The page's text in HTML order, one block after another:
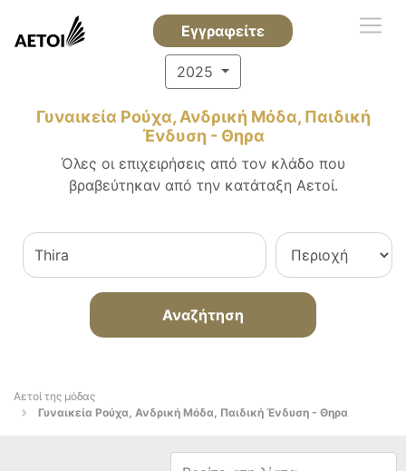
Εγγραφείτε
2025
Γυναικεία Ρούχα, Ανδρική Μόδα, Παιδική
Ένδυση - Θηρα
Όλες οι επιχειρήσεις από τον κλάδο που
βραβεύτηκαν από την κατάταξη Αετοί.
Αναζήτηση
Αετοί της μόδας
Γυναικεία Ρούχα, Ανδρική Μόδα, Παιδική Ένδυση - Θηρα